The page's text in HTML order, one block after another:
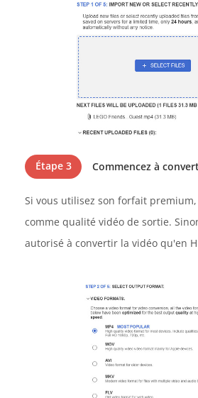
Étape 3 Commencez à
Si vous utilisez son forfait
comme qualité vidéo de sortie.
autorisé à convertir la vidéo qu'en